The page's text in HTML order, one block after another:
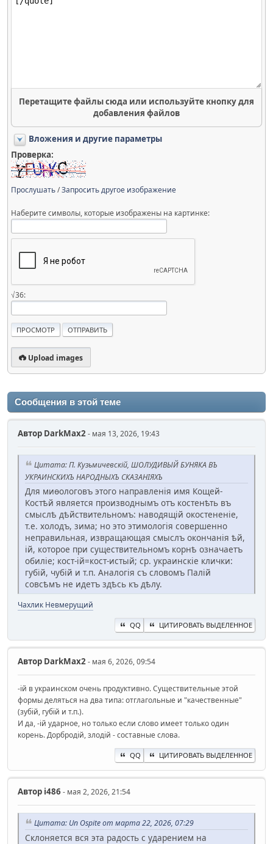
Перетащите файлы сюда или используйте кнопку для
добавления файлов
Вложения и другие параметры
Проверка:
Прослушать/Запросить другое изображение
Наберите символы, которые изображены на картинке:
√36:
Upload images
Сообщения в этой теме
Автор DarkMax2- мая 13, 2026, 19:43
Цитата: П. Кузьмичевскій, ШОЛУДИВЫЙ БУНЯКА ВЪ
УКРАИНСКИХЪ НАРОДНЫХЪ СКАЗАНІЯХЪ
Для миѳологовъ этого направленія имя Кощей-
Костѣй является производнымъ отъ костенѣть въ
смыслѣ дѣйствительномъ: наводящій окостененіе,
т.е. холодъ, зима; но это этимологія совершенно
неправильная, извращающая смыслъ окончанія ѣй,
ій, которое при существительномъ корнѣ означаетъ
обиліе; кост-ій=кост-истый; ср. украинскіе клички:
губій, чубій и т.п. Аналогія съ словомъ Палій
совсѣмъ не идетъ здѣсь къ дѣлу.
Чахлик Невмерущий
QQ ЦИТИРОВАТЬ ВЫДЕЛЕННОЕ
Автор DarkMax2- мая 6, 2026, 09:54
-ій в украинском очень продуктивно. Существительные этой
формы деляться на два типа: отглагольные и "качественные"
(зубій, губій и т.п.).
И да, -ій ударное, но только если слово имеет только один
корень. Дорбродій, злодій - составные слова.
QQ ЦИТИРОВАТЬ ВЫДЕЛЕННОЕ
Автор i486- мая 2, 2026, 21:54
Цитата: Un Ospite от марта 22, 2026, 07:29
Склоняется вся эта радость с ударением на